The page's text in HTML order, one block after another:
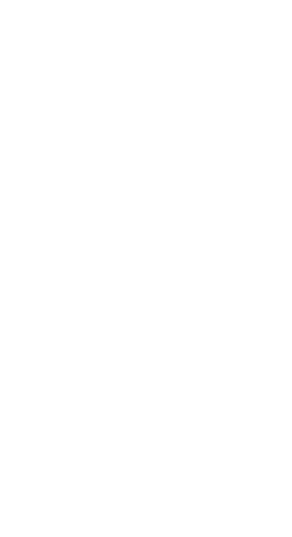
现场确认工作。
工作单位或档